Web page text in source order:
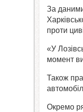
За
проти
«У
момент
Також
Окремо